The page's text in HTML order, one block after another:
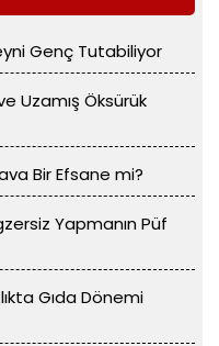
Genç Tutabiliyor
Uzamış Öksürük
Bir Efsane mi?
Yapmanın Püf
Gıda Dönemi